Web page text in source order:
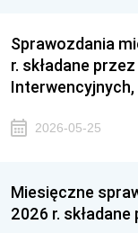
Sprawozdania
r. składane
Interwencyjnych,
2026-05-25
Miesięczne
2026 r.